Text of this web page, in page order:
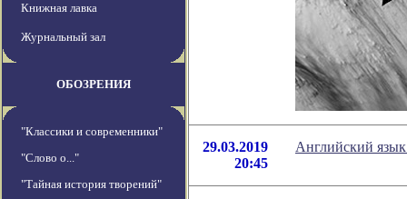
Книжная лавка
Журнальный зал
ОБОЗРЕНИЯ
"Классики и современники"
"Слово о..."
"Тайная история творений"
29.03.2019
20:45
Английский язык